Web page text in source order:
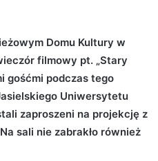
Domu Kultury w
filmowy pt. „Stary
gośćmi podczas tego
Uniwersytetu
zaproszeni na projekcję z
sali nie zabrakło również